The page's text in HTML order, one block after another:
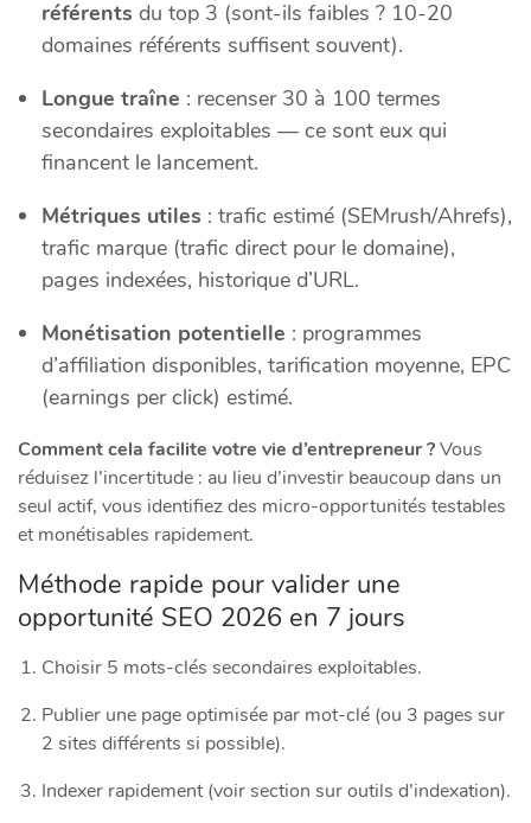
référents du top 3 (sont-ils faibles ? 10-20
domaines référents suffisent souvent).
Longue traîne : recenser 30 à 100 termes
secondaires exploitables — ce sont eux qui
financent le lancement.
Métriques utiles : trafic estimé (SEMrush/Ahrefs),
trafic marque (trafic direct pour le domaine),
pages indexées, historique d’URL.
Monétisation potentielle : programmes
d’affiliation disponibles, tarification moyenne, EPC
(earnings per click) estimé.
Comment cela facilite votre vie d’entrepreneur ?Vous
réduisez l’incertitude : au lieu d’investir beaucoup dans un
seul actif, vous identifiez des micro-opportunités testables
et monétisables rapidement.
Méthode rapide pour valider une
opportunité SEO 2026 en 7 jours
Choisir 5 mots-clés secondaires exploitables.
Publier une page optimisée par mot-clé (ou 3 pages sur
2 sites différents si possible).
Indexer rapidement (voir section sur outils d’indexation).